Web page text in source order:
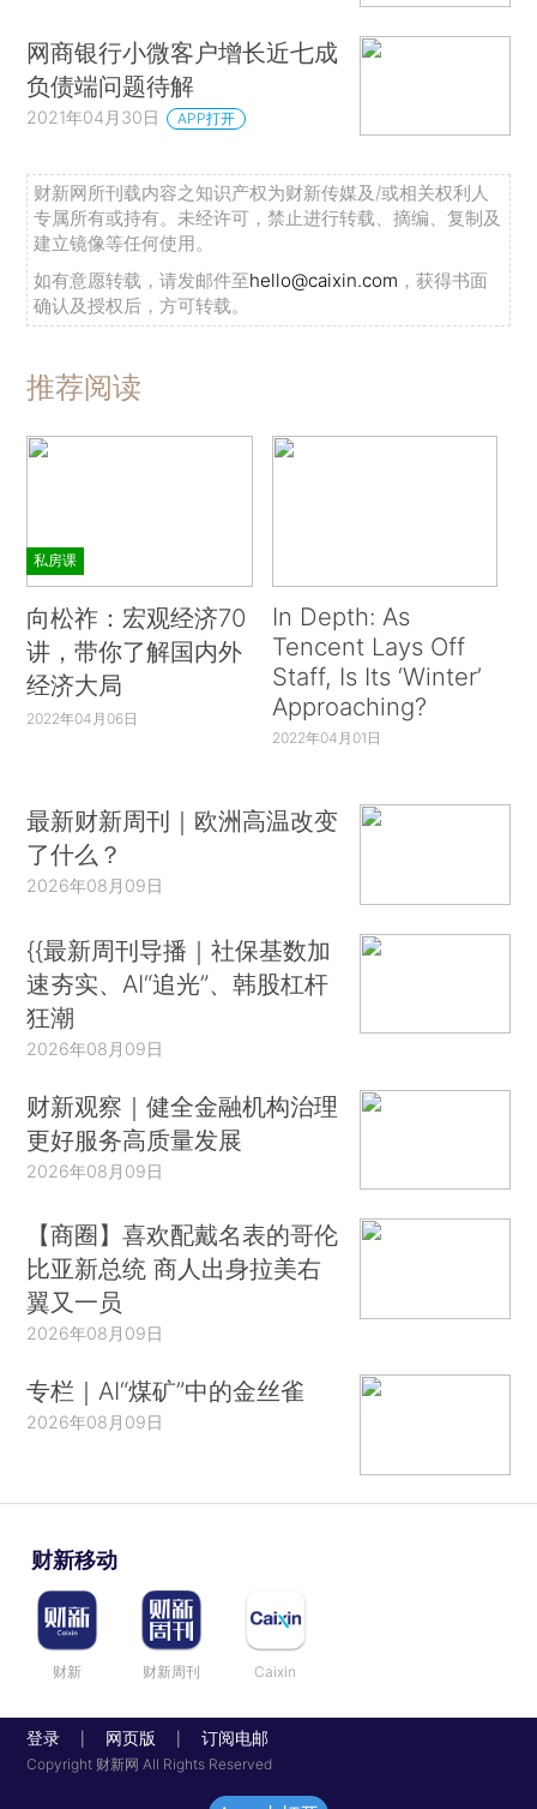
网商银行小微客户增长近七成
负债端问题待解
2021年04月30日 APP打开
财新网所刊载内容之知识产权为财新传媒及/或相关权利人
专属所有或持有。未经许可，禁止进行转载、摘编、复制及
建立镜像等任何使用。
如有意愿转载，请发邮件至hello@caixin.com ，获得书面
确认及授权后，方可转载。
推荐阅读
私房课
向松祚：宏观经济70
讲，带你了解国内外
经济大局
2022年04月06日
In Depth: As
Tencent Lays Off
Staff, Is Its ‘Winter’
Approaching?
2022年04月01日
最新财新周刊｜欧洲高温改变
了什么？
2026年08月09日
{{最新周刊导播｜社保基数加
速夯实、AI“追光”、韩股杠杆
狂潮
2026年08月09日
财新观察｜健全金融机构治理
更好服务高质量发展
2026年08月09日
【商圈】喜欢配戴名表的哥伦
比亚新总统 商人出身拉美右
翼又一员
2026年08月09日
专栏｜AI“煤矿”中的金丝雀
2026年08月09日
财新移动
财新 财新周刊 Caixin
登录 网页版 订阅电邮
Copyright 财新网 All Rights Reserved